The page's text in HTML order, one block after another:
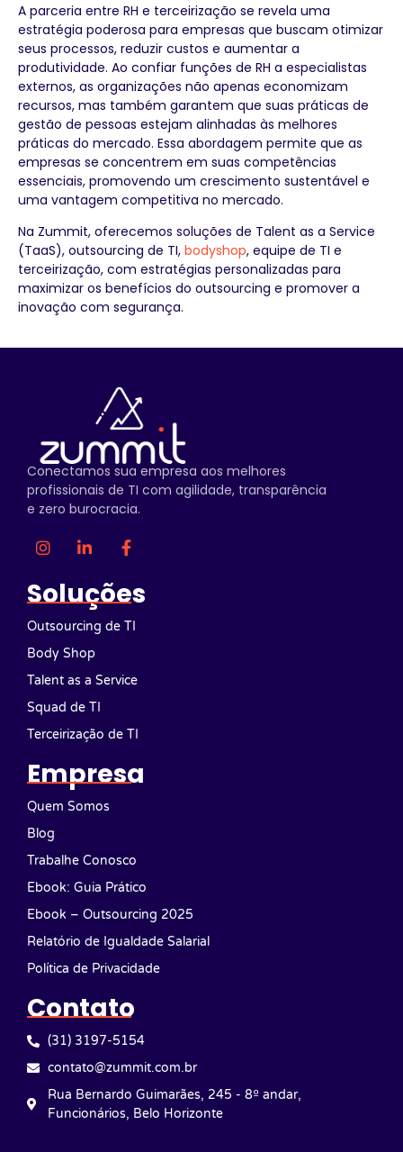
A parceria entre RH e terceirização se revela uma
estratégia poderosa para empresas que buscam otimizar
seus processos, reduzir custos e aumentar a
produtividade. Ao confiar funções de RH a especialistas
externos, as organizações não apenas economizam
recursos, mas também garantem que suas práticas de
gestão de pessoas estejam alinhadas às melhores
práticas do mercado. Essa abordagem permite que as
empresas se concentrem em suas competências
essenciais, promovendo um crescimento sustentável e
uma vantagem competitiva no mercado.
Na Zummit, oferecemos soluções de Talent as a Service
(TaaS), outsourcing de TI, bodyshop, equipe de TI e
terceirização, com estratégias personalizadas para
maximizar os benefícios do outsourcing e promover a
inovação com segurança.
Conectamos sua empresa aos melhores
profissionais de TI com agilidade, transparência
e zero burocracia.
Soluções
Outsourcing de TI
Body Shop
Talent as a Service
Squad de TI
Terceirização de TI
Empresa
Quem Somos
Blog
Trabalhe Conosco
Ebook: Guia Prático
Ebook – Outsourcing 2025
Relatório de Igualdade Salarial
Política de Privacidade
Contato
(31) 3197-5154
contato@zummit.com.br
Rua Bernardo Guimarães, 245 - 8º andar,
Funcionários, Belo Horizonte